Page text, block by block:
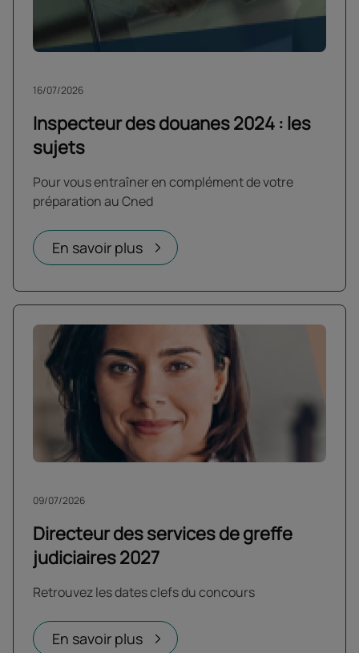
Inspecteur des douanes 2024 : les
sujets
16/07/2026
Pour vous entraîner en complément de votre
préparation au Cned
En savoir plus
Directeur des services de greffe
judiciaires 2027
09/07/2026
Retrouvez les dates clefs du concours
En savoir plus